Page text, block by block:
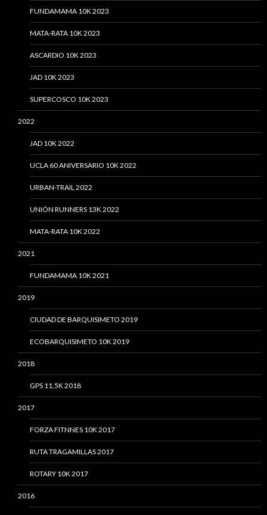
FUNDAMAMA 10K 2023
MATA-RATA 10K 2023
ASCARDIO 10K 2023
JAD 10K 2023
SUPERCOSCO 10K 2023
2022
JAD 10K 2022
UCLA 60 ANIVERSARIO 10K 2022
URBAN-TRAIL 2022
UNIÓN RUNNERS 13K 2022
MATA-RATA 10K 2022
2021
FUNDAMAMA 10K 2021
2019
CIUDAD DE BARQUISIMETO 2019
ECOBARQUISIMETO 10K 2019
2018
GPS 11.5K 2018
2017
FORZA FITNNES 10K 2017
RUTA TRAGAMILLAS 2017
ROTARY 10K 2017
2016